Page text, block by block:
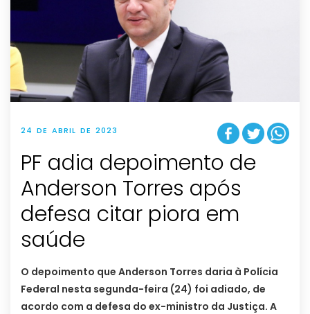
24 DE ABRIL DE 2023
PF adia depoimento de
Anderson Torres após
defesa citar piora em
saúde
O depoimento que Anderson Torres daria à Polícia
Federal nesta segunda-feira (24) foi adiado, de
acordo com a defesa do ex-ministro da Justiça. A